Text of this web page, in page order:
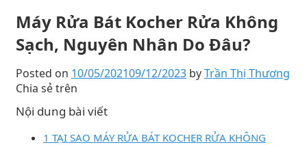
Máy Rửa Bát Kocher Rửa Không
Sạch, Nguyên Nhân Do Đâu?
Posted on 10/05/202109/12/2023 byTrần Thị Thương
Chia sẻ trên
Nội dung bài viết
1 TẠI SAO MÁY RỬA BÁT KOCHER RỬA KHÔNG